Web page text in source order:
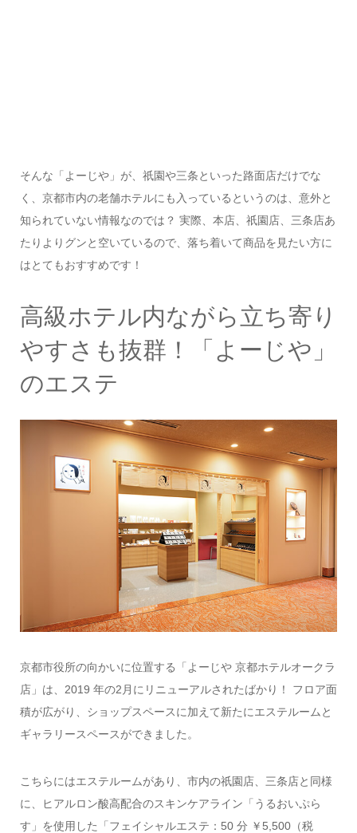
そんな「よーじや」が、祇園や三条といった路面店だけでな
く、京都市内の老舗ホテルにも入っているというのは、意外と
知られていない情報なのでは？ 実際、本店、祇園店、三条店あ
たりよりグンと空いているので、落ち着いて商品を見たい方に
はとてもおすすめです！
高級ホテル内ながら立ち寄り
やすさも抜群！「よーじや」
のエステ
京都市役所の向かいに位置する「よーじや 京都ホテルオークラ
店」は、2019 年の2月にリニューアルされたばかり！ フロア面
積が広がり、ショップスペースに加えて新たにエステルームと
ギャラリースペースができました。
こちらにはエステルームがあり、市内の祇園店、三条店と同様
に、ヒアルロン酸高配合のスキンケアライン「うるおいぷら
す」を使用した「フェイシャルエステ：50 分 ￥5,500（税